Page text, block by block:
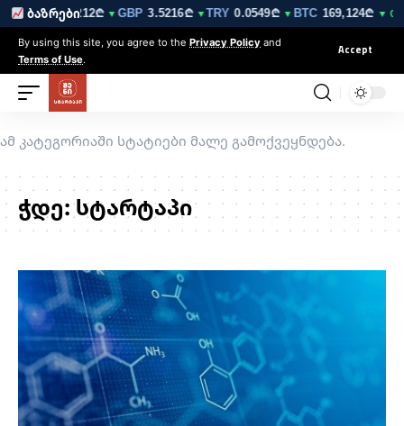
ბაზრები
▼EUR3.0212₾▼GBP3.5216₾▼TRY0.0549₾▼BTC169,124₾▼ 0.2%
By using this site, you agree to the Privacy Policy and
Terms of Use.
Accept
ამ კატეგორიაში სტატიები მალე გამოქვეყნდება.
ჭდე:სტარტაპი